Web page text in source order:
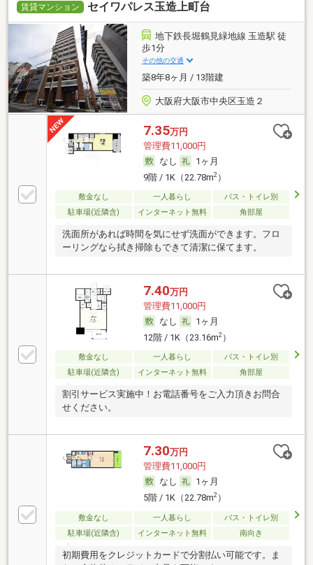
賃貸マンション セイワパレス玉造上町台
地下鉄長堀鶴見緑地線 玉造駅 徒
歩1分
その他の交通
築8年8ヶ月 / 13階建
大阪府大阪市中央区玉造２
7.35万円
管理費11,000円
なし
1ヶ月
9階 / 1K（22.78m2）
敷金なし 一人暮らし
バス・トイレ別
駐車場(近隣含)
インターネット無料 角部屋
洗面所があれば時間を気にせず洗面ができます。フロ
ーリングなら拭き掃除もできて清潔に保てます。
7.40万円
管理費11,000円
なし
1ヶ月
12階 / 1K（23.16m2）
敷金なし 一人暮らし
バス・トイレ別
駐車場(近隣含)
インターネット無料 角部屋
割引サービス実施中！お電話番号をご入力頂きお問合
せください。
7.30万円
管理費11,000円
なし
1ヶ月
5階 / 1K（22.78m2）
敷金なし 一人暮らし
バス・トイレ別
駐車場(近隣含)
インターネット無料 南向き
初期費用をクレジットカードで分割払い可能です。ま